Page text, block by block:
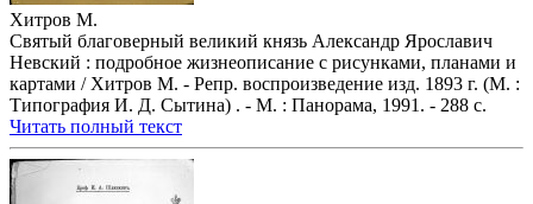
Хитров М.
Святый благоверный великий князь Александр Ярославич
Невский : подробное жизнеописание с рисунками, планами и
картами / Хитров М. - Репр. воспроизведение изд. 1893 г. (М. :
Типография И. Д. Сытина) . - М. : Панорама, 1991. - 288 с.
Читать полный текст